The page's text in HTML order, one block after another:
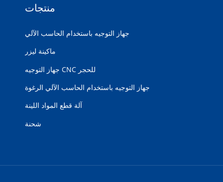
منتجات
جهاز التوجيه باستخدام الحاسب الآلي
ماكينة ليزر
جهاز التوجيه CNC للحجر
جهاز التوجيه باستخدام الحاسب الآلي الرغوة
آلة قطع المواد اللينة
شحنة